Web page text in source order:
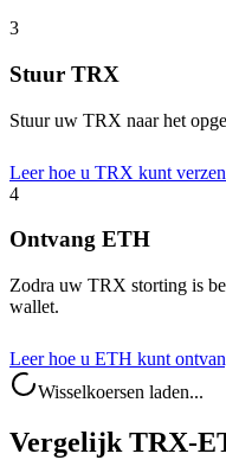
3
Stuur TRX
Stuur uw TRX naar het
Leer hoe u TRX kunt
4
Ontvang ETH
Zodra uw TRX storting is
wallet.
Leer hoe u ETH kunt
Wisselkoersen laden...
Vergelijk TRX-